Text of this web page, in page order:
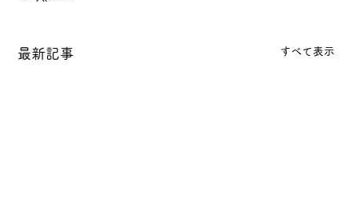
最新記事 すべて表示